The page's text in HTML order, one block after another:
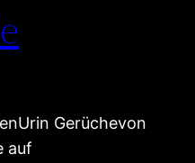
Gerüchevon
auf